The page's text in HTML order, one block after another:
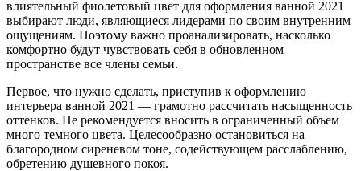
влиятельный фиолетовый цвет для оформления ванной 2021
выбирают люди, являющиеся лидерами по своим внутренним
ощущениям. Поэтому важно проанализировать, насколько
комфортно будут чувствовать себя в обновленном
пространстве все члены семьи.
Первое, что нужно сделать, приступив к оформлению
интерьера ванной 2021 — грамотно рассчитать насыщенность
оттенков. Не рекомендуется вносить в ограниченный объем
много темного цвета. Целесообразно остановиться на
благородном сиреневом тоне, содействующем расслаблению,
обретению душевного покоя.